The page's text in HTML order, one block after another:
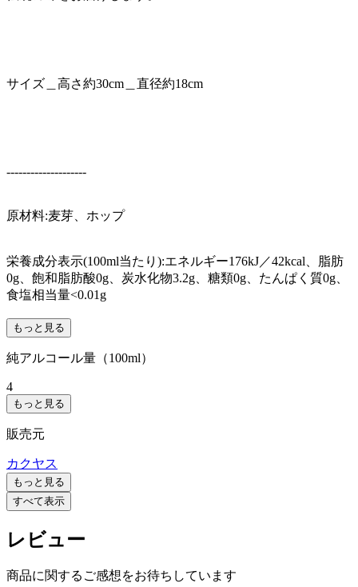
サイズ＿高さ約30cm＿直径約18cm
--------------------
原材料:麦芽、ホップ
栄養成分表示(100ml当たり):エネルギー176kJ／42kcal、脂肪
0g、飽和脂肪酸0g、炭水化物3.2g、糖類0g、たんぱく質0g、
食塩相当量<0.01g
もっと見る
純アルコール量（100ml）
4
もっと見る
販売元
カクヤス
もっと見る
すべて表示
レビュー
商品に関するご感想をお待ちしています